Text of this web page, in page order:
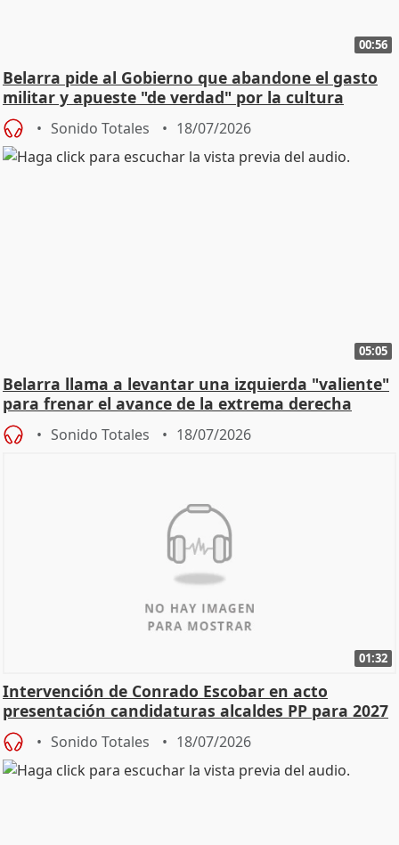
00:56
Belarra pide al Gobierno que abandone el gasto
militar y apueste "de verdad" por la cultura
Sonido Totales 18/07/2026
05:05
Belarra llama a levantar una izquierda "valiente"
para frenar el avance de la extrema derecha
Sonido Totales 18/07/2026
01:32
Intervención de Conrado Escobar en acto
presentación candidaturas alcaldes PP para 2027
Sonido Totales 18/07/2026